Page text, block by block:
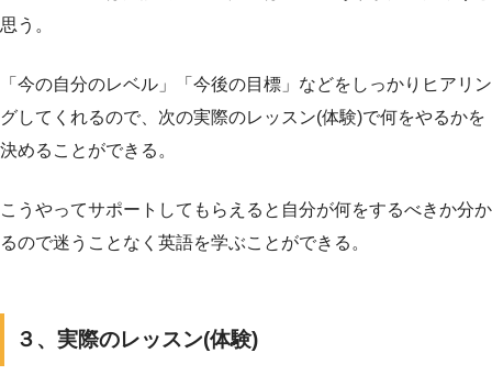
思う。
「今の自分のレベル」「今後の目標」などをしっかりヒアリン
グしてくれるので、次の実際のレッスン(体験)で何をやるかを
決めることができる。
こうやってサポートしてもらえると自分が何をするべきか分か
るので迷うことなく英語を学ぶことができる。
３、実際のレッスン(体験)